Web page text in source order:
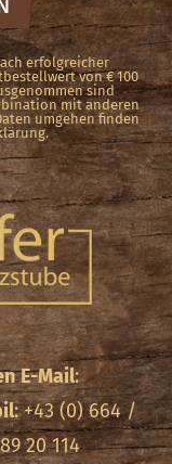
erfolgreicher
von € 100
sind
mit anderen
umgehen finden
E-Mail:
: +43 (0) 664 /
20 114